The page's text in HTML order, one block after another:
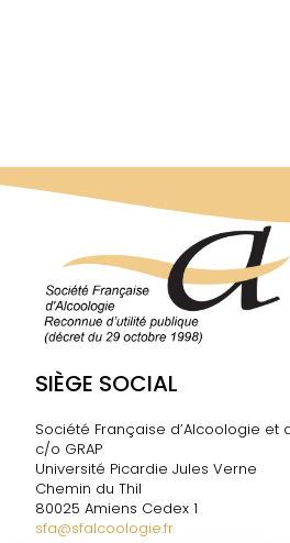
SIÈGE SOCIAL
Société Française d’Alcoologie et
c/o GRAP
Université Picardie Jules Verne
Chemin du Thil
80025 Amiens Cedex 1
sfa@sfalcoologie.fr